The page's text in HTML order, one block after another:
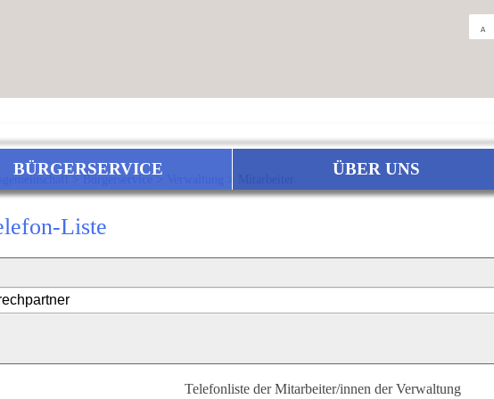
A
BÜRGERSERVICE ÜBER UNS
>Bürgerservice>
Liste
Telefonliste der Mitarbeiter/innen der Verwaltung